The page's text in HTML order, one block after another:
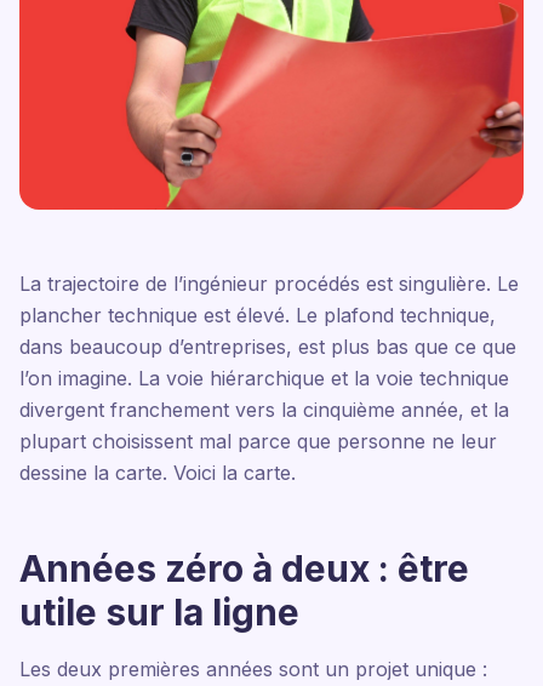
La trajectoire de l’ingénieur procédés est singulière. Le
plancher technique est élevé. Le plafond technique,
dans beaucoup d’entreprises, est plus bas que ce que
l’on imagine. La voie hiérarchique et la voie technique
divergent franchement vers la cinquième année, et la
plupart choisissent mal parce que personne ne leur
dessine la carte. Voici la carte.
Années zéro à deux : être
utile sur la ligne
Les deux premières années sont un projet unique :